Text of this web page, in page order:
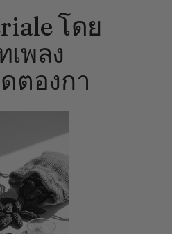
โดย
พลง
ตองกา